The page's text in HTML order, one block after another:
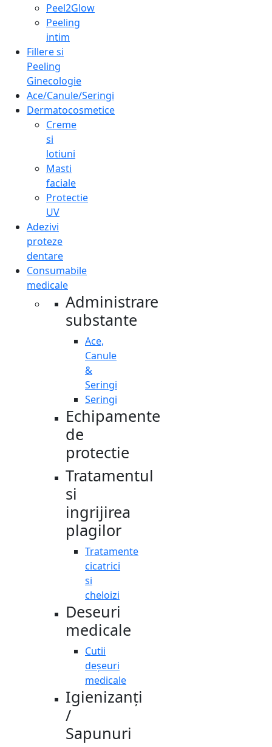
Peel2Glow
Peeling
intim
Fillere si
Peeling
Ginecologie
Ace/Canule/Seringi
Dermatocosmetice
Creme
si
lotiuni
Masti
faciale
Protectie
UV
Adezivi
proteze
dentare
Consumabile
medicale
Administrare
substante
Ace,
Canule
&
Seringi
Seringi
Echipamente
de
protectie
Tratamentul
si
ingrijirea
plagilor
Tratamente
cicatrici
si
cheloizi
Deseuri
medicale
Cutii
deșeuri
medicale
Igienizanți
/
Sapunuri